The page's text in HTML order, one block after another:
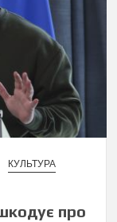
КУЛЬТУРА
про